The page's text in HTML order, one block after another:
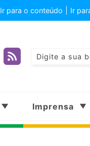
Ir para o conteúdo Ir
Imprensa